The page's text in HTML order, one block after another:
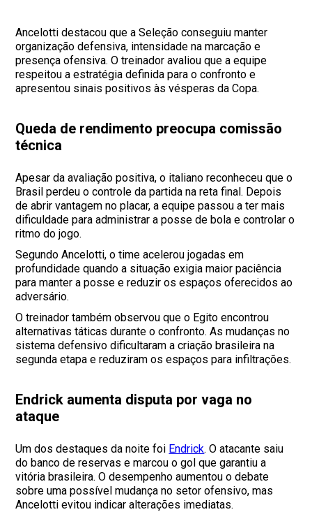
Ancelotti destacou que a Seleção conseguiu manter
organização defensiva, intensidade na marcação e
presença ofensiva. O treinador avaliou que a equipe
respeitou a estratégia definida para o confronto e
apresentou sinais positivos às vésperas da Copa.
Queda de rendimento preocupa comissão
técnica
Apesar da avaliação positiva, o italiano reconheceu que o
Brasil perdeu o controle da partida na reta final. Depois
de abrir vantagem no placar, a equipe passou a ter mais
dificuldade para administrar a posse de bola e controlar o
ritmo do jogo.
Segundo Ancelotti, o time acelerou jogadas em
profundidade quando a situação exigia maior paciência
para manter a posse e reduzir os espaços oferecidos ao
adversário.
O treinador também observou que o Egito encontrou
alternativas táticas durante o confronto. As mudanças no
sistema defensivo dificultaram a criação brasileira na
segunda etapa e reduziram os espaços para infiltrações.
Endrick aumenta disputa por vaga no
ataque
Um dos destaques da noite foi Endrick. O atacante saiu
do banco de reservas e marcou o gol que garantiu a
vitória brasileira. O desempenho aumentou o debate
sobre uma possível mudança no setor ofensivo, mas
Ancelotti evitou indicar alterações imediatas.